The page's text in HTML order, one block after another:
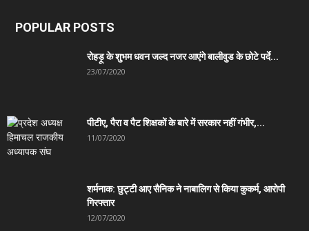
POPULAR POSTS
रोहड़ू के शुभम धवन जल्द नजर आएंगे बालीवुड के छोटे पर्दे...
23/07/2020
पीटीए, पैरा व पैट शिक्षकों के बारे में सरकार नहीं गंभीर,...
11/07/2020
शर्मनाक: छुट्टी आए सैनिक ने नाबालिग से किया कुकर्म, आरोपी
गिरफ्तार
12/07/2020